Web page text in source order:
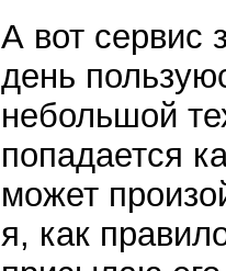
А вот сервис
день
небольшой
попадается
может
я, как